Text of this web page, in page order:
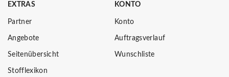
EXTRAS
Partner
Angebote
Seitenübersicht
Stofflexikon
KONTO
Konto
Auftragsverlauf
Wunschliste